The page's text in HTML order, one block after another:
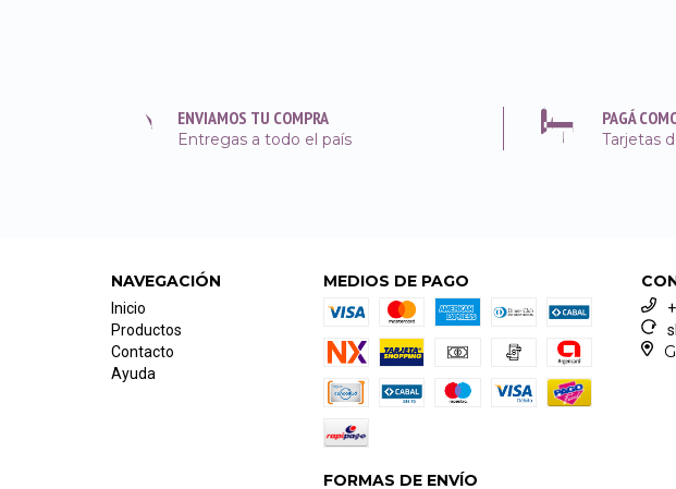
ENVIAMOS TU COMPRA
Entregas a todo el país
PAGÁ
Tarjetas
NAVEGACIÓN
Inicio
Productos
Contacto
Ayuda
MEDIOS DE PAGO
FORMAS DE ENVÍO